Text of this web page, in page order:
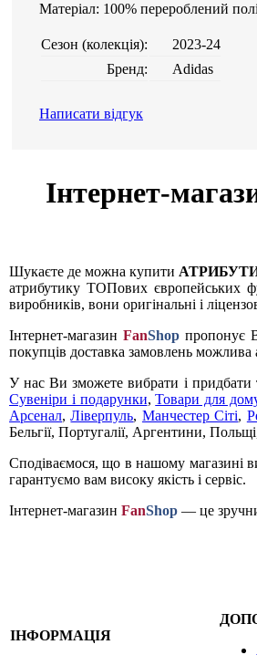
Матеріал: 100% перероблений
Сезон (колекція):
2023-24
Бренд:
Adidas
Написати відгук
Інтернет-
Шукаєте де можна купити
атрибутику ТОПових європейських
виробників, вони оригінальні і
Інтернет-магазин FanShopпропонує
покупців доставка замовлень можлива
У нас Ви зможете вибрати і придбати
Сувеніри і подарунки,Товари для
Арсенал,Ліверпуль, Манчестер Сіті,
Бельгії, Португалії, Аргентини, Польщі,
Сподіваємося, що в нашому магазині
гарантуємо вам високу якість і сервіс.
Інтернет-магазин FanShop — це
ІНФОРМАЦІЯ